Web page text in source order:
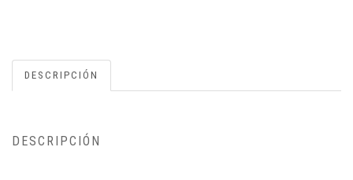
DESCRIPCIÓN
DESCRIPCIÓN